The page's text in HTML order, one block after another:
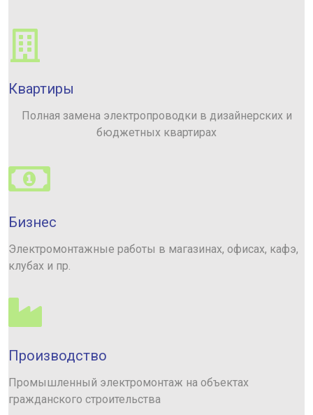
Квартиры
Полная замена электропроводки в дизайнерских и
бюджетных квартирах
Бизнес
Электромонтажные работы в магазинах, офисах, кафэ,
клубах и пр.
Производство
Промышленный электромонтаж на объектах
гражданского строительства